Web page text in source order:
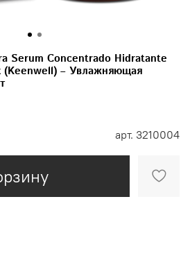
арт. 3210004
Serum Concentrado Hidratante
(Keenwell) – Увлажняющая